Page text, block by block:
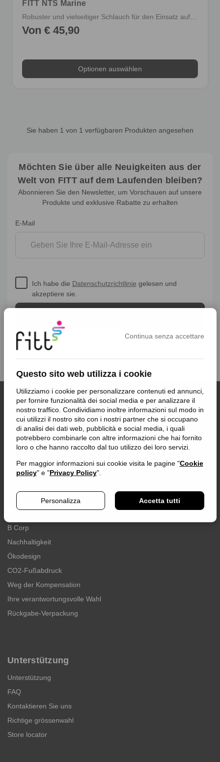
Continua senza accettare
Questo sito web utilizza i cookie
Utilizziamo i cookie per personalizzare contenuti ed annunci,
per fornire funzionalità dei social media e per analizzare il
nostro traffico. Condividiamo inoltre informazioni sul modo in
cui utilizzi il nostro sito con i nostri partner che si occupano
di analisi dei dati web, pubblicità e social media, i quali
potrebbero combinarle con altre informazioni che hai fornito
loro o che hanno raccolto dal tuo utilizzo dei loro servizi.
Per maggior informazioni sui cookie visita le pagine "Cookie
policy" e "Privacy Policy".
Personalizza Accetta tutti
FITT NTS Marine
Robuster und vielseitiger Schlauch für den Einsatz auf Booten und in Häfen
Von € 45,90
Optionen auswählen
Sie haben 1 von 1 verfügbaren Produkten angesehen
Möchten Sie über alle Neuigkeiten aus der
Welt von FITT auf dem Laufenden bleiben?
Abonnieren Sie den Newsletter, um Vorschauen auf unsere
Produkte und exklusive Rabatte zu erhalten
Newsletter-
E-Mail
Ich habe die Datenschutzrichtlinie gelesen und
akzeptiere sie.
Entdecken
Produkte
Verwendungsanwendungen
Ideen und Tipps
Angebote und Aktionen
Nachhaltigkeit
B Corp
Nachhaltigkeit
Ökodesign
CO2-Fußabdruck
Weg der Kompensation
Ihre verantwortungsvolle Wahl
Rückgabe-Verpackung
Unterstützung
Unterstützung
FAQ
Kontaktieren Sie uns
Richtige grössenwahl
Store locator